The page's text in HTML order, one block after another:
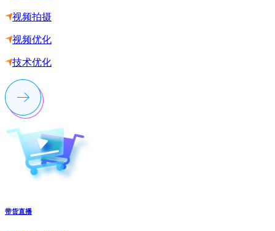
视频拍摄
视频优化
技术优化
带货直播